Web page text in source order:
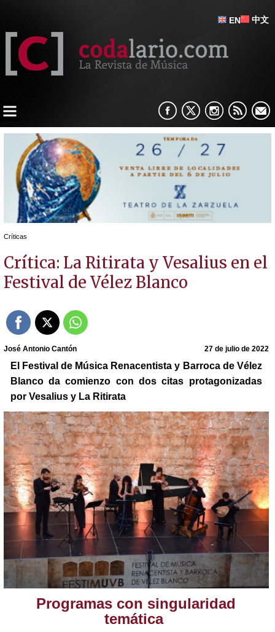
EN 中文
Críticas
Crítica: La Ritirata y Vesalius en el
Festival de Vélez Blanco
José Antonio Cantón 27 de julio de 2022
El Festival de Música Renacentista y Barroca de Vélez
Blanco da comienzo con dos citas protagonizadas
por Vesalius y La Ritirata
Programas con singularidad
temática